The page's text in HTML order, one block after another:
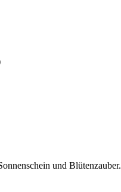
und Blütenzauber.